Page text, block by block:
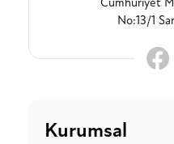
No:13/1
Kurumsal